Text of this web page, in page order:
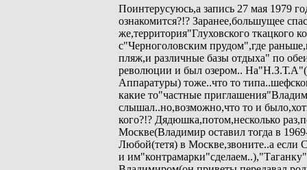
Поинтерусуюсь,а запись 27 мая 1979
ознакомится?!? Заранее,большущее
же,территория"Глуховского ткацкого
с"Черноголовским прудом",где
пляж,и различные базы отдыха" по
революции и был озером..
Аппаратуры) тоже..что то
какие то"частные
слышал..но,возможно,что то и
кого?!? Дядюшка,потом,несколько
Москве(Владимир оставил тогда в
Любой(тетя) в Москве,звоните..а если
и